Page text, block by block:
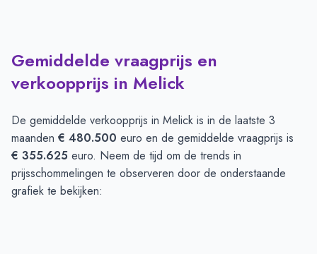
Gemiddelde vraagprijs en
verkoopprijs in Melick
De gemiddelde verkoopprijs in Melick is in de laatste 3
maanden € 480.500 euro en de gemiddelde vraagprijs is
€ 355.625 euro. Neem de tijd om de trends in
prijsschommelingen te observeren door de onderstaande
grafiek te bekijken: